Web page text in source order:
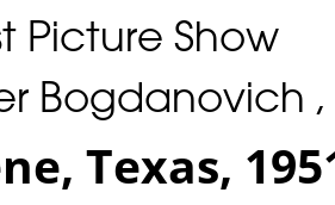
Picture Show
Bogdanovich ,
Texas,